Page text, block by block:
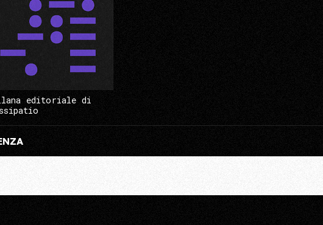
editoriale di